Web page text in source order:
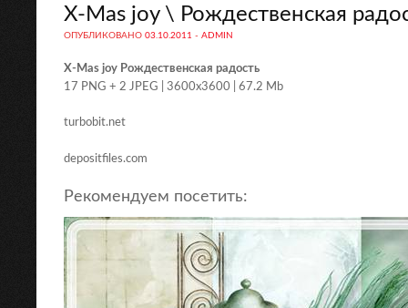
X-Mas joy \ Рождественская
ОПУБЛИКОВАНО 03.10.2011 - ADMIN
X-Mas joy Рождественская радость
17 PNG + 2 JPEG | 3600х3600 | 67.2 Mb
turbobit.net
depositfiles.com
Рекомендуем посетить: